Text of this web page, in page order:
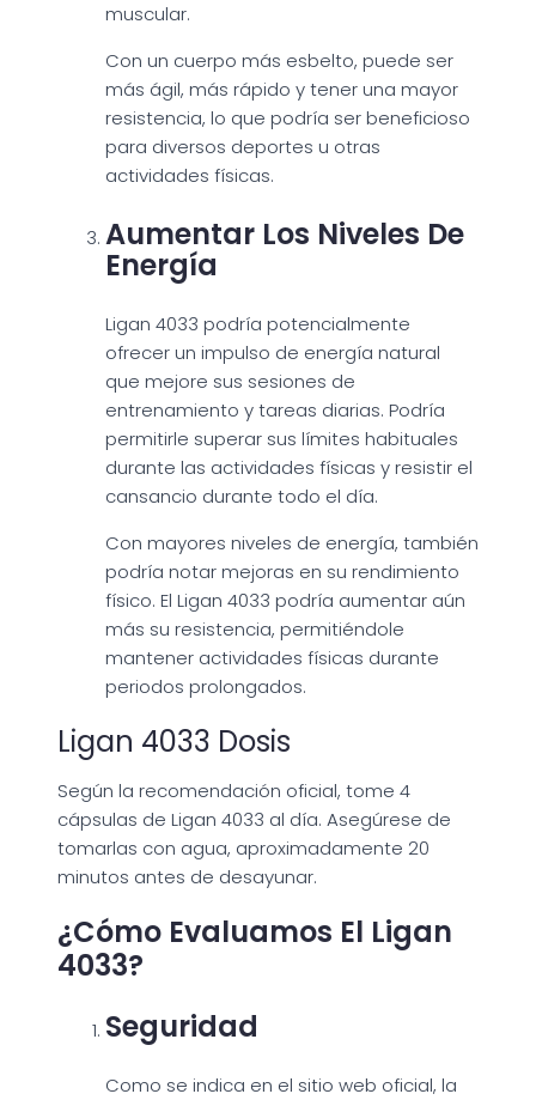
muscular.
Con un cuerpo más esbelto, puede ser
más ágil, más rápido y tener una mayor
resistencia, lo que podría ser beneficioso
para diversos deportes u otras
actividades físicas.
Aumentar Los Niveles De
Energía
Ligan 4033 podría potencialmente
ofrecer un impulso de energía natural
que mejore sus sesiones de
entrenamiento y tareas diarias. Podría
permitirle superar sus límites habituales
durante las actividades físicas y resistir el
cansancio durante todo el día.
Con mayores niveles de energía, también
podría notar mejoras en su rendimiento
físico. El Ligan 4033 podría aumentar aún
más su resistencia, permitiéndole
mantener actividades físicas durante
periodos prolongados.
Ligan 4033 Dosis
Según la recomendación oficial, tome 4
cápsulas de Ligan 4033 al día. Asegúrese de
tomarlas con agua, aproximadamente 20
minutos antes de desayunar.
¿Cómo Evaluamos El Ligan
4033?
Seguridad
Como se indica en el sitio web oficial, la